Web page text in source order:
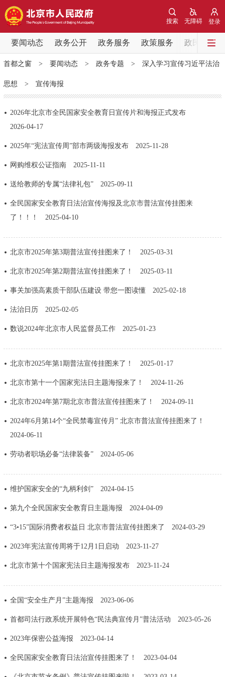
登录
无障碍
搜索
要闻动态 政务公开 政务服务 政策服务 政民互动
要闻动态
党中央精神 国务院信息 中央部委动态
北京要闻 会议信息 部门动态
各区热点
政务公开
政策兑现 政策解读 回应关切
决策公开 专题公开
个人服务 法人服务 部门服务
中介服务 阳光政务
12345网上接诉即办 我要咨询 我要建议
参与调查
走进北京
绿色北京 图说北京
ENGLISH 한국어
ESPAÑOL العربية PORTUGUÊS
首都之窗> 要闻动态> 政务专题 > 深入学习宣传习近平法治
思想 > 宣传海报
2026年北京市全民国家安全教育日宣传片和海报正式发布
2026-04-17
2025年“宪法宣传周”部市两级海报发布 2025-11-28
网购维权公证指南 2025-11-11
送给教师的专属“法律礼包” 2025-09-11
全民国家安全教育日法治宣传海报及北京市普法宣传挂图来
了！！！
2025-04-10
北京市2025年第3期普法宣传挂图来了！ 2025-03-31
北京市2025年第2期普法宣传挂图来了！ 2025-03-11
事关加强高素质干部队伍建设 带您一图读懂 2025-02-18
法治日历 2025-02-05
数说2024年北京市人民监督员工作 2025-01-23
北京市2025年第1期普法宣传挂图来了！ 2025-01-17
北京市第十一个国家宪法日主题海报来了！ 2024-11-26
北京市2024年第7期北京市普法宣传挂图来了！ 2024-09-11
2024年6月第14个“全民禁毒宣传月” 北京市普法宣传挂图来了！
2024-06-11
劳动者职场必备“法律装备” 2024-05-06
维护国家安全的“九柄利剑” 2024-04-15
第九个全民国家安全教育日主题海报 2024-04-09
“3•15”国际消费者权益日 北京市普法宣传挂图来了 2024-03-29
2023年宪法宣传周将于12月1日启动 2023-11-27
北京市第十个国家宪法日主题海报发布 2023-11-24
全国“安全生产月”主题海报 2023-06-06
首都司法行政系统开展特色“民法典宣传月”普法活动 2023-05-26
2023年保密公益海报 2023-04-14
全民国家安全教育日法治宣传挂图来了！ 2023-04-04